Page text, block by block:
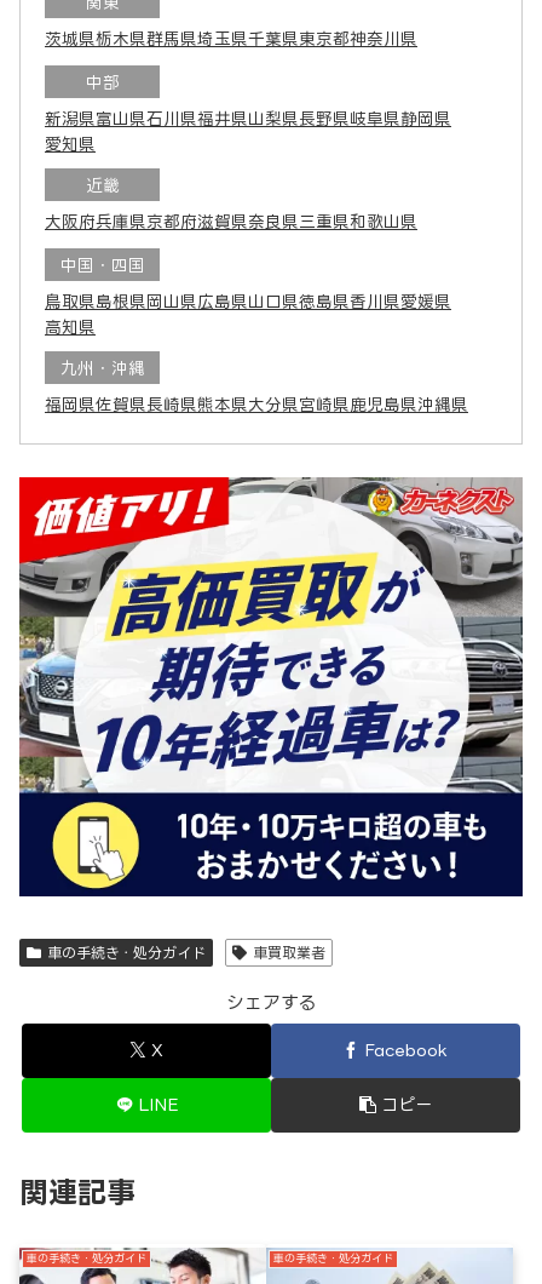
茨城県栃木県群馬県埼玉県千葉県東京都神奈川県
中部
新潟県富山県石川県福井県山梨県長野県岐阜県静岡県
愛知県
近畿
大阪府兵庫県京都府滋賀県奈良県 三重県和歌山県
中国・四国
鳥取県島根県岡山県広島県山口県徳島県香川県愛媛県
高知県
九州・沖縄
福岡県佐賀県長崎県熊本県大分県宮崎県鹿児島県沖縄県
車の手続き・処分ガイド 車買取業者
シェアする
X Facebook
LINE コピー
関連記事
車の手続き・処分ガイド 車の手続き・処分ガイド